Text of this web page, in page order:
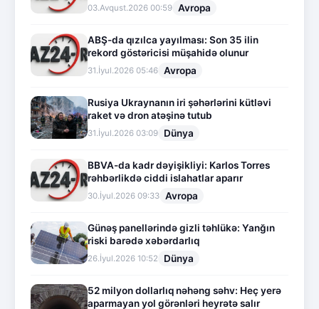
03.Avqust.2026 00:59 Avropa
ABŞ-da qızılca yayılması: Son 35 ilin
rekord göstəricisi müşahidə olunur
31.İyul.2026 05:46 Avropa
Rusiya Ukraynanın iri şəhərlərini kütləvi
raket və dron atəşinə tutub
31.İyul.2026 03:09 Dünya
BBVA-da kadr dəyişikliyi: Karlos Torres
rəhbərlikdə ciddi islahatlar aparır
30.İyul.2026 09:33 Avropa
Günəş panellərində gizli təhlükə: Yanğın
riski barədə xəbərdarlıq
26.İyul.2026 10:52 Dünya
52 milyon dollarlıq nəhəng səhv: Heç yerə
aparmayan yol görənləri heyrətə salır